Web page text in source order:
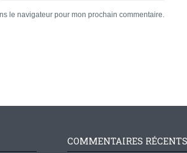
le navigateur pour mon prochain commentaire.
COMMENTAIRES RÉCENTS